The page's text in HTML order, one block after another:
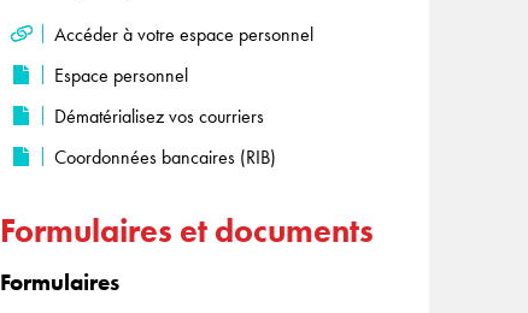
Accéder à votre espace personnel
Espace personnel
Dématérialisez vos courriers
Coordonnées bancaires (RIB)
Formulaires et documents
Formulaires